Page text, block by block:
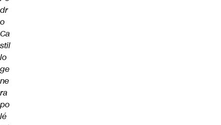
dr
o
Ca
stil
lo
ge
ne
ra
po
lé